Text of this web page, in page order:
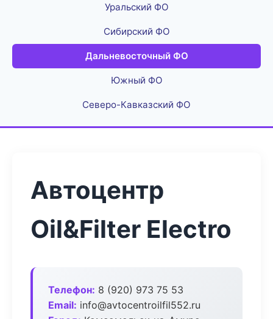
Уральский ФО
Сибирский ФО
Дальневосточный ФО
Южный ФО
Северо-Кавказский ФО
Автоцентр
Oil&Filter Electro
Телефон: 8 (920) 973 75 53
Email: info@avtocentroilfil552.ru